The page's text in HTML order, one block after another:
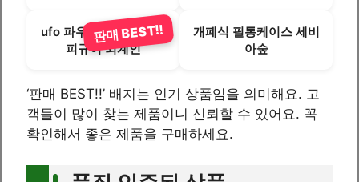
ufo 파우치 필통 귀여운
피규어 외계인
판매 BEST!!
개폐식 필통케이스 세비
아숲
‘판매 BEST!!’ 배지는 인기 상품임을 의미해요. 고
객들이 많이 찾는 제품이니 신뢰할 수 있어요. 꼭
확인해서 좋은 제품을 구매하세요.